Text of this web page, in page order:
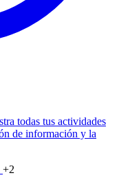
todas tus actividades
de información y la
+2